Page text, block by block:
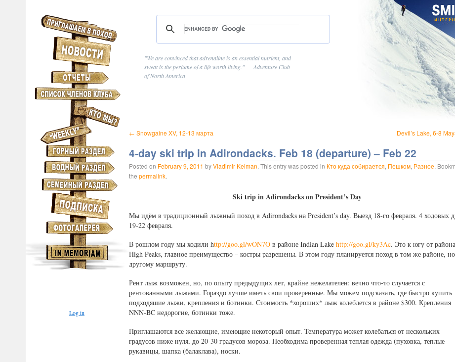
Log in
We are convinced that adrenaline is an essential nutrient, and
sweat is the perfume of a life worth living.
— Adventure Club
of North America
← Snowgaine XV, 12-13 марта Devil’s Lake, 6-8
4-day ski trip in Adirondacks. Feb 18 (departure) – Feb 22
Posted on February 9, 2011 byVladimir Kelman. This entry was posted in Кто куда собирается, Пешком, Разное.
the permalink.
Ski trip in Adirondacks on President’s Day
Мы идём в традиционный лыжный поход в Adirondacks на President’s day. Выезд 18-го февраля. 4 ходовых
19-22 февраля.
В рошлом году мы ходили http://goo.gl/wON7O в районе Indian Lake http://goo.gl/ky3Ac. Это к югу от района
High Peaks, главное преимущество – костры разрешены. В этом году планируется поход в том же районе,
другому маршруту.
Рент лыж возможен, но, по опыту предыдущих лет, крайне нежелателен: вечно что-то случается с
рентованными лыжами. Гораздо лучше иметь свои проверенные. Мы можем подсказать, где быстро купить
подходяшие лыжи, крепления и ботинки. Стоимость *хороших* лыж колеблется в районе $300. Крепления
NNN-BC недорогие, ботинки тоже.
Приглашаются все желающие, имеющие некоторый опыт. Температура может колебаться от нескольких
градусов ниже нуля, до 20-30 градусов мороза. Необходима проверенная теплая одежда (пуховка, теплые
рукавицы, шапка (балаклава), носки.